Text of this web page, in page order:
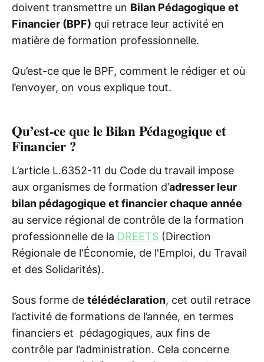
doivent transmettre un Bilan Pédagogique et
Financier (BPF) qui retrace leur activité en
matière de formation professionnelle.
Qu’est-ce que le BPF, comment le rédiger et où
l’envoyer, on vous explique tout.
Qu’est-ce que le Bilan Pédagogique et
Financier ?
L’article L.6352-11 du Code du travail impose
aux organismes de formation d’adresser leur
bilan pédagogique et financier chaque année
au service régional de contrôle de la formation
professionnelle de la DREETS (Direction
Régionale de l'Économie, de l'Emploi, du Travail
et des Solidarités).
Sous forme de télédéclaration, cet outil retrace
l’activité de formations de l’année, en termes
financiers et pédagogiques, aux fins de
contrôle par l’administration. Cela concerne